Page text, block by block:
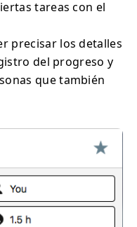
tareas con el
precisar los detalles
del progreso y
que también